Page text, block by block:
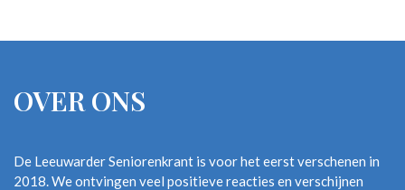
OVER ONS
De Leeuwarder Seniorenkrant is voor het eerst verschenen in
2018. We ontvingen veel positieve reacties en verschijnen